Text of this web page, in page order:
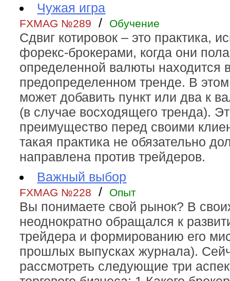
Чужая игра
FXMAG №289 / Обучение
Сдвиг котировок – это практика,
форекс-брокерами, когда они
определенной валюты находится
предопределенном тренде. В
может добавить пункт или два к
(в случае восходящего тренда).
преимущество перед своими
такая практика не обязательно
направлена против трейдеров.
Важный выбор
FXMAG №228 / Опыт
Вы понимаете свой рынок? В
неоднократно обращался к
трейдера и формированию его
прошлых выпусках журнала).
рассмотреть следующие три